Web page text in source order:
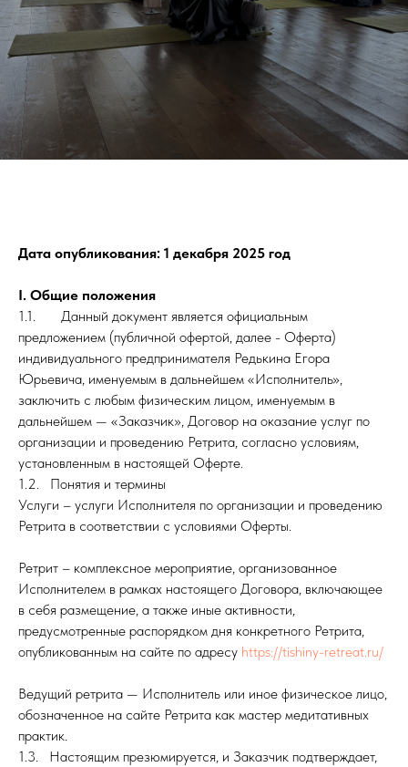
Дата опубликования: 1 декабря 2025 год
I. Общие положения
1.1. Данный документ является официальным
предложением (публичной офертой, далее - Оферта)
индивидуального предпринимателя Редькина Егора
Юрьевича, именуемым в дальнейшем «Исполнитель»,
заключить с любым физическим лицом, именуемым в
дальнейшем — «Заказчик», Договор на оказание услуг по
организации и проведению Ретрита, согласно условиям,
установленным в настоящей Оферте.
1.2. Понятия и термины
Услуги – услуги Исполнителя по организации и проведению
Ретрита в соответствии с условиями Оферты.
Ретрит – комплексное мероприятие, организованное
Исполнителем в рамках настоящего Договора, включающее
в себя размещение, а также иные активности,
предусмотренные распорядком дня конкретного Ретрита,
опубликованным на сайте по адресу https://tishiny-retreat.ru/
Ведущий ретрита — Исполнитель или иное физическое лицо,
обозначенное на сайте Ретрита как мастер медитативных
практик.
1.3. Настоящим презюмируется, и Заказчик подтверждает,